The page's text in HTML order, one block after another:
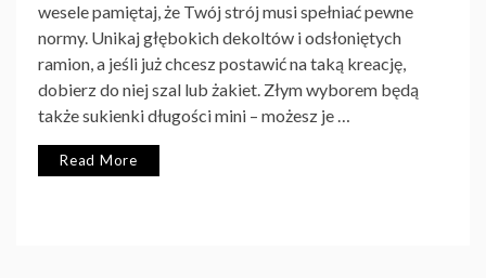
wesele pamiętaj, że Twój strój musi spełniać pewne
normy. Unikaj głębokich dekoltów i odsłoniętych
ramion, a jeśli już chcesz postawić na taką kreację,
dobierz do niej szal lub żakiet. Złym wyborem będą
także sukienki długości mini – możesz je …
Read More